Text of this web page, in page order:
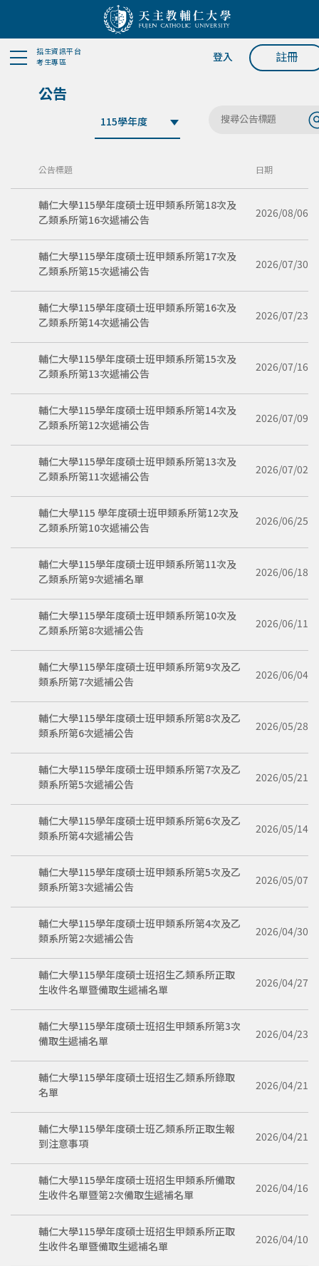
招生資訊平台
考生專區
登入 註冊
公告
公告標題 日期
輔仁大學115學年度碩士班甲類系所第18次及
乙類系所第16次遞補公告
2026/08/06
輔仁大學115學年度碩士班甲類系所第17次及
乙類系所第15次遞補公告
2026/07/30
輔仁大學115學年度碩士班甲類系所第16次及
乙類系所第14次遞補公告
2026/07/23
輔仁大學115學年度碩士班甲類系所第15次及
乙類系所第13次遞補公告
2026/07/16
輔仁大學115學年度碩士班甲類系所第14次及
乙類系所第12次遞補公告
2026/07/09
輔仁大學115學年度碩士班甲類系所第13次及
乙類系所第11次遞補公告
2026/07/02
輔仁大學115 學年度碩士班甲類系所第12次及
乙類系所第10次遞補公告
2026/06/25
輔仁大學115學年度碩士班甲類系所第11次及
乙類系所第9次遞補名單
2026/06/18
輔仁大學115學年度碩士班甲類系所第10次及
乙類系所第8次遞補公告
2026/06/11
輔仁大學115學年度碩士班甲類系所第9次及乙
類系所第7次遞補公告
2026/06/04
輔仁大學115學年度碩士班甲類系所第8次及乙
類系所第6次遞補公告
2026/05/28
輔仁大學115學年度碩士班甲類系所第7次及乙
類系所第5次遞補公告
2026/05/21
輔仁大學115學年度碩士班甲類系所第6次及乙
類系所第4次遞補公告
2026/05/14
輔仁大學115學年度碩士班甲類系所第5次及乙
類系所第3次遞補公告
2026/05/07
輔仁大學115學年度碩士班甲類系所第4次及乙
類系所第2次遞補公告
2026/04/30
輔仁大學115學年度碩士班招生乙類系所正取
生收件名單暨備取生遞補名單
2026/04/27
輔仁大學115學年度碩士班招生甲類系所第3次
備取生遞補名單
2026/04/23
輔仁大學115學年度碩士班招生乙類系所錄取
名單
2026/04/21
輔仁大學115學年度碩士班乙類系所正取生報
到注意事項
2026/04/21
輔仁大學115學年度碩士班招生甲類系所備取
生收件名單暨第2次備取生遞補名單
2026/04/16
輔仁大學115學年度碩士班招生甲類系所正取
生收件名單暨備取生遞補名單
2026/04/10